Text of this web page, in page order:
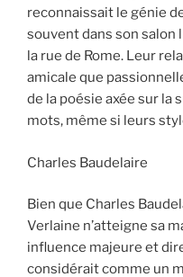
reconnaissait le génie
souvent dans son salon
la rue de Rome. Leur
amicale que
de la poésie axée sur la
mots, même si leurs
Charles Baudelaire
Bien que Charles
Verlaine n’atteigne sa
influence majeure et
considérait comme un